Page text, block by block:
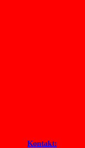
Kontakt: